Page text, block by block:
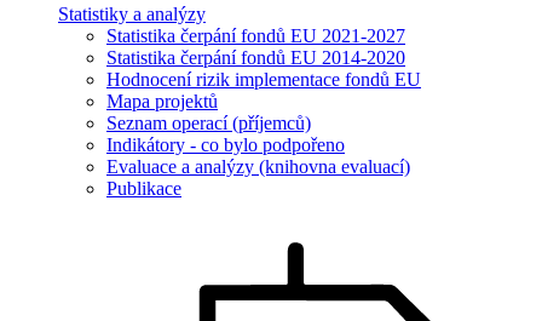
Statistiky a analýzy
Statistika čerpání fondů EU 2021-2027
Statistika čerpání fondů EU 2014-2020
Hodnocení rizik implementace fondů EU
Mapa projektů
Seznam operací (příjemců)
Indikátory - co bylo podpořeno
Evaluace a analýzy (knihovna evaluací)
Publikace